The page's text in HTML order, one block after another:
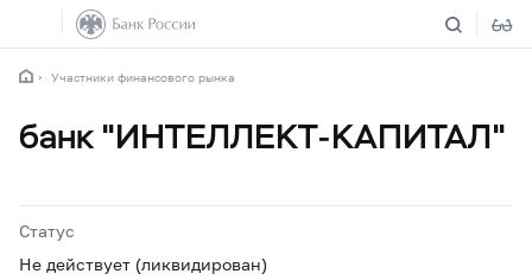
Участники финансового рынка
банк "ИНТЕЛЛЕКТ-КАПИТАЛ"
Статус
Не действует (ликвидирован)